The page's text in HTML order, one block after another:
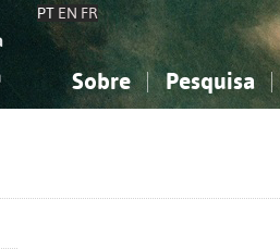
PT EN FR
Sobre Pesquisa